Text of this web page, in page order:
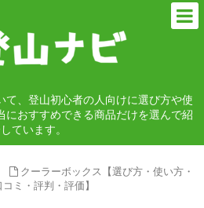
て、登山初心者の人向けに選び方や使
におすすめできる商品だけを選んで紹
ています。
クーラーボックス【選び方・使い方・
ミ・評判・評価】